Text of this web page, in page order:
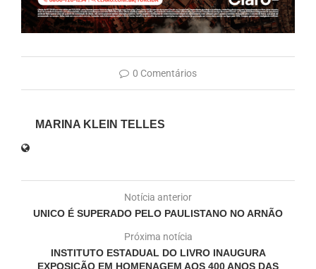
0 Comentários
MARINA KLEIN TELLES
Notícia anterior
UNICO É SUPERADO PELO PAULISTANO NO ARNÃO
Próxima notícia
INSTITUTO ESTADUAL DO LIVRO INAUGURA
EXPOSIÇÃO EM HOMENAGEM AOS 400 ANOS DAS